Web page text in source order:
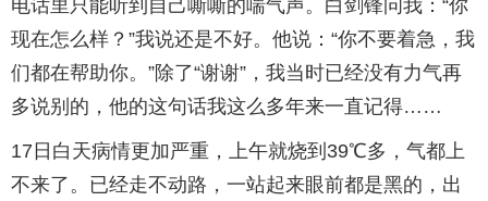
电话里只能听到自己嘶嘶的喘气声。白剑锋问我：“你
现在怎么样？”我说还是不好。他说：“你不要着急，我
们都在帮助你。”除了“谢谢”，我当时已经没有力气再
多说别的，他的这句话我这么多年来一直记得……
17日白天病情更加严重，上午就烧到39℃多，气都上
不来了。已经走不动路，一站起来眼前都是黑的，出